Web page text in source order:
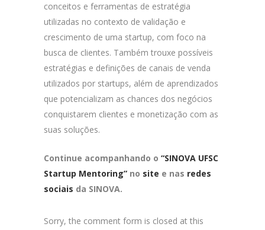
conceitos e ferramentas de estratégia
utilizadas no contexto de validação e
crescimento de uma startup, com foco na
busca de clientes. Também trouxe possíveis
estratégias e definições de canais de venda
utilizados por startups, além de aprendizados
que potencializam as chances dos negócios
conquistarem clientes e monetização com as
suas soluções.
Continue acompanhando o “SINOVA UFSC
Startup Mentoring” no site e nas redes
sociais da SINOVA.
Sorry, the comment form is closed at this